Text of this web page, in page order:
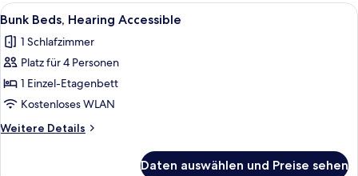
Alle
Fotos
für
Bunk
Beds,
Hearing
Accessible
anzeigen
Ein Schlafraum mit Etagenbetten,
5
Bunk Beds, Hearing Accessible
1 Schlafzimmer
Platz für 4 Personen
1 Einzel-Etagenbett
Kostenloses WLAN
Weitere Details
Weitere
Daten auswählen und Preise sehen